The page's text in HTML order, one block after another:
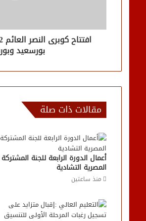
بورسعيد
مقالات ذات صلة
أعمال الدورة الرابعة للجنة المشتركة
المصرية التشادية
منذ ساعتين